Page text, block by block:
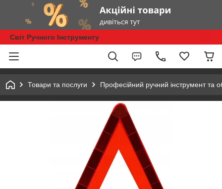
Світ Ручного Інструменту
Товари та послуги Професійний ручний інструмент та